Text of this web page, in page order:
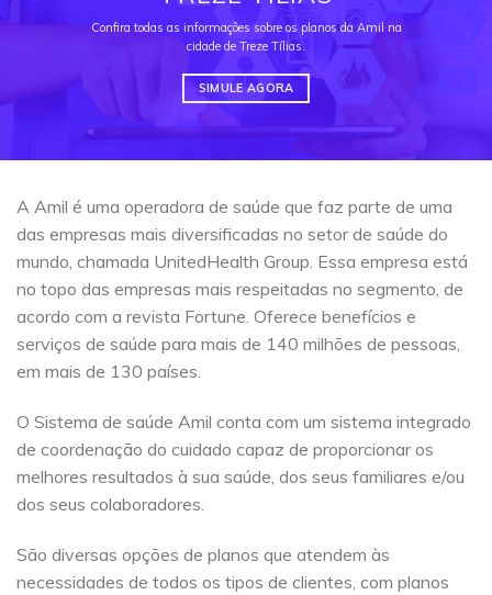
Confira todas as informações sobre os planos da Amil na
cidade de Treze Tílias.
SIMULE AGORA
A Amil é uma operadora de saúde que faz parte de uma
das empresas mais diversificadas no setor de saúde do
mundo, chamada UnitedHealth Group. Essa empresa está
no topo das empresas mais respeitadas no segmento, de
acordo com a revista Fortune. Oferece benefícios e
serviços de saúde para mais de 140 milhões de pessoas,
em mais de 130 países.
O Sistema de saúde Amil conta com um sistema integrado
de coordenação do cuidado capaz de proporcionar os
melhores resultados à sua saúde, dos seus familiares e/ou
dos seus colaboradores.
São diversas opções de planos que atendem às
necessidades de todos os tipos de clientes, com planos